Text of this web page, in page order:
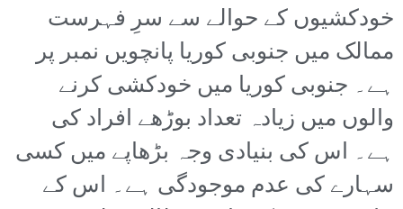
خودکشیوں کے حوالے سے سرِ فہرست
ممالک میں جنوبی کوریا پانچویں نمبر پر
ہے۔ جنوبی کوریا میں خودکشی کرنے
والوں میں زیادہ تعداد بوڑھے افراد کی
ہے۔ اس کی بنیادی وجہ بڑھاپے میں کسی
سہارے کی عدم موجودگی ہے۔ اس کے